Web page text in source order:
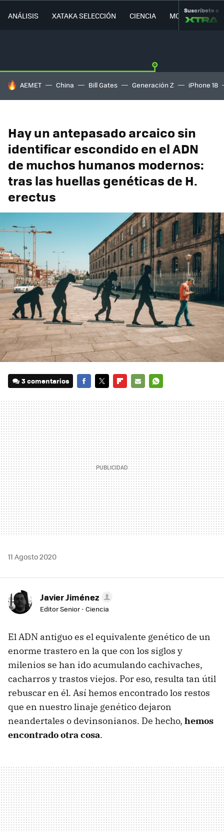
ANÁLISIS XATAKA SELECCIÓN CIENCIA MOVILIDAD
Suscríbete a
HOY SE HABLA DE
AEMET China Bill Gates Generación Z iPhone 18
Hay un antepasado arcaico sin
identificar escondido en el ADN
de muchos humanos modernos:
tras las huellas genéticas de H.
erectus
3 comentarios
MAIL
11 Agosto 2020
Javier Jiménez
Editor Senior - Ciencia
El ADN antiguo es el equivalente genético de un
enorme trastero en la que con los siglos y
milenios se han ido acumulando cachivaches,
cacharros y trastos viejos. Por eso, resulta tan útil
rebuscar en él. Así hemos encontrado los restos
que en nuestro linaje genético dejaron
neandertales o devinsonianos. De hecho, hemos
encontrado otra cosa.